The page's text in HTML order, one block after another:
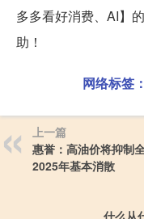
多多看好消费、AI】
助！
网络标签：
上一篇
惠誉：高油价将抑制
2025年基本消散
什么从